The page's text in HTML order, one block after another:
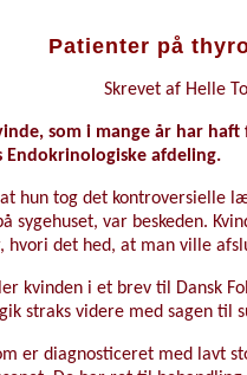
Patienter på
Skrevet af Helle
som i mange år har
Endokrinologiske afdeling.
hun tog det kontroversielle
sygehuset, var beskeden.
hvori det hed, at man ville
kvinden i et brev til Dansk
straks videre med sagen til
er diagnosticeret med lavt